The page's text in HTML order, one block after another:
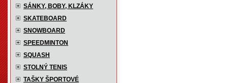
SÁNKY, BOBY, KLZÁKY
SKATEBOARD
SNOWBOARD
SPEEDMINTON
SQUASH
STOLNÝ TENIS
TAŠKY ŠPORTOVÉ